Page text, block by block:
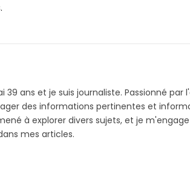
39 ans et je suis journaliste. Passionné par
des informations pertinentes et
à explorer divers sujets, et je
mes articles.